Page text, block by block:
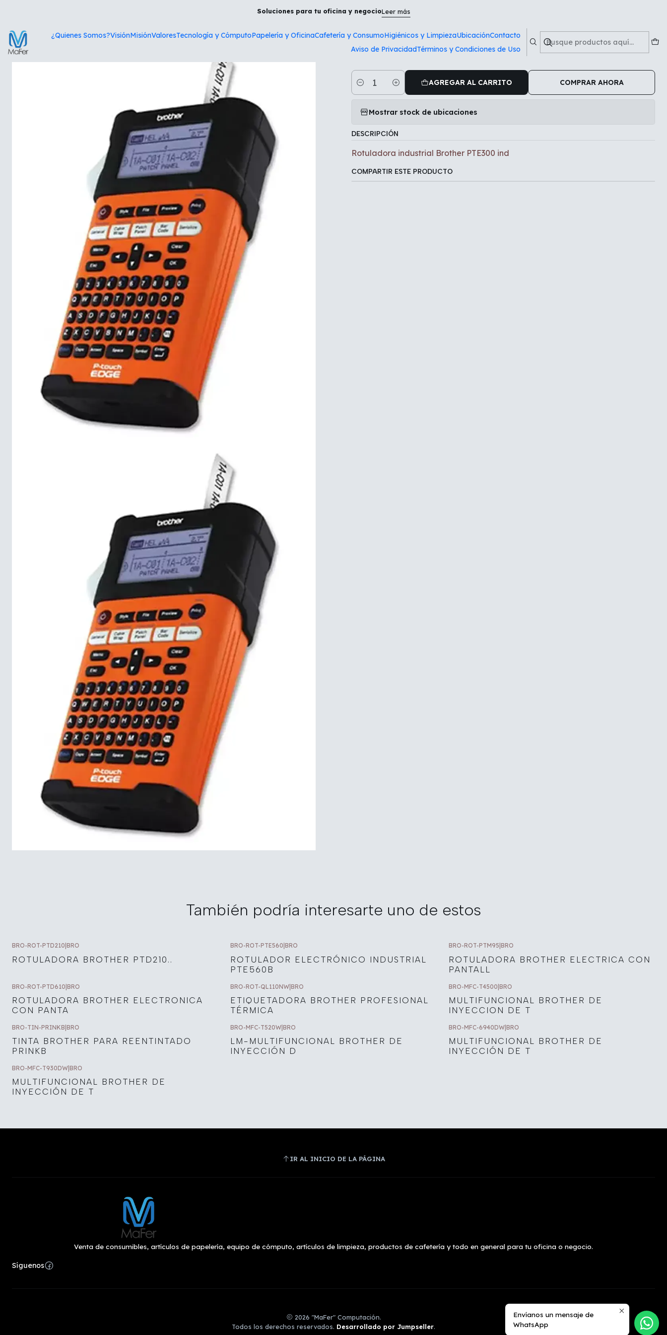
¿Quienes Somos?VisiónMisiónValoresTecnología y CómputoPapelería y OficinaCafetería y ConsumoHigiénicos y LimpiezaUbicaciónContacto
Aviso de PrivacidadTérminos y Condiciones de Uso
Soluciones para tu oficina y negocioLeer más
Tecnología y Cómputo Rotuladora industrial Brother PTE300 ind
Rotuladora industrial Brother PTE300 ind
Cantidad
AGREGAR AL CARRITO COMPRAR AHORA
Mostrar stock de ubicaciones
DESCRIPCIÓN
Rotuladora industrial Brother PTE300 ind
COMPARTIR ESTE PRODUCTO
También podría interesarte uno de estos
BRO-ROT-PTD210 BRO
ROTULADORA BROTHER PTD210..
BRO-ROT-PTE560 BRO
ROTULADOR ELECTRÓNICO INDUSTRIAL
PTE560B
BRO-ROT-PTM95 BRO
ROTULADORA BROTHER ELECTRICA CON
PANTALL
BRO-ROT-PTD610|BRO
ROTULADORA BROTHER ELECTRONICA
CON PANTA
BRO-ROT-QL110NW|BRO
ETIQUETADORA BROTHER PROFESIONAL
TÉRMICA
BRO-MFC-T4500|BRO
MULTIFUNCIONAL BROTHER DE
INYECCION DE T
BRO-TIN-PRINKB BRO
TINTA BROTHER PARA REENTINTADO
PRINKB
BRO-MFC-T520W| BRO
LM-MULTIFUNCIONAL BROTHER DE
INYECCIÓN D
BRO-MFC-6940DW| BRO
MULTIFUNCIONAL BROTHER DE
INYECCIÓN DE T
BRO-MFC-T930DW BRO
MULTIFUNCIONAL BROTHER DE
INYECCIÓN DE T
IR AL INICIO DE LA PÁGINA
Venta de consumibles, artículos de papelería, equipo de cómputo, artículos de limpieza, productos de cafetería y todo en general para tu oficina o negocio.
Síguenos
2026 "MaFer" Computación.
Todos los derechos reservados. Desarrollado por Jumpseller.
Envíanos un mensaje de
WhatsApp